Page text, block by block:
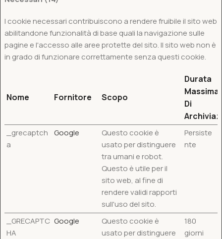
I cookie necessari contribuiscono a rendere fruibile il sito web
abilitandone funzionalità di base quali la navigazione sulle
pagine e l'accesso alle aree protette del sito. Il sito web non è
in grado di funzionare correttamente senza questi cookie.
Nome Fornitore Scopo
Durata
Massima
Di
_grecaptch
a
Google
Questo cookie è
usato per distinguere
tra umani e robot.
Questo è utile per il
sito web, al fine di
rendere validi rapporti
sull'uso del sito.
Persiste
nte
_GRECAPTC
HA
Google
Questo cookie è
usato per distinguere
180
giorni